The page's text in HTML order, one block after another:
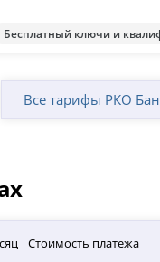
Бесплатный ключи и
Все тарифы РКО
Стоимость платежа